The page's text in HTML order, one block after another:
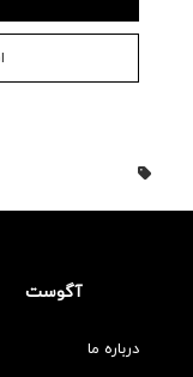
آگوست
درباره ما